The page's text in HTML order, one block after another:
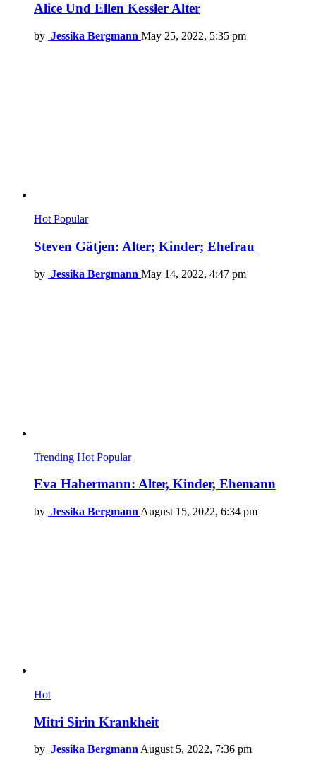
Alice Und Ellen Kessler Alter
by Jessika Bergmann May 25, 2022, 5:35 pm
Hot Popular
Steven Gätjen: Alter; Kinder; Ehefrau
by Jessika Bergmann May 14, 2022, 4:47 pm
Trending Hot Popular
Eva Habermann: Alter, Kinder, Ehemann
by Jessika Bergmann August 15, 2022, 6:34 pm
Hot
Mitri Sirin Krankheit
by Jessika Bergmann August 5, 2022, 7:36 pm